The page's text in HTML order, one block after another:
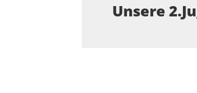
Unsere